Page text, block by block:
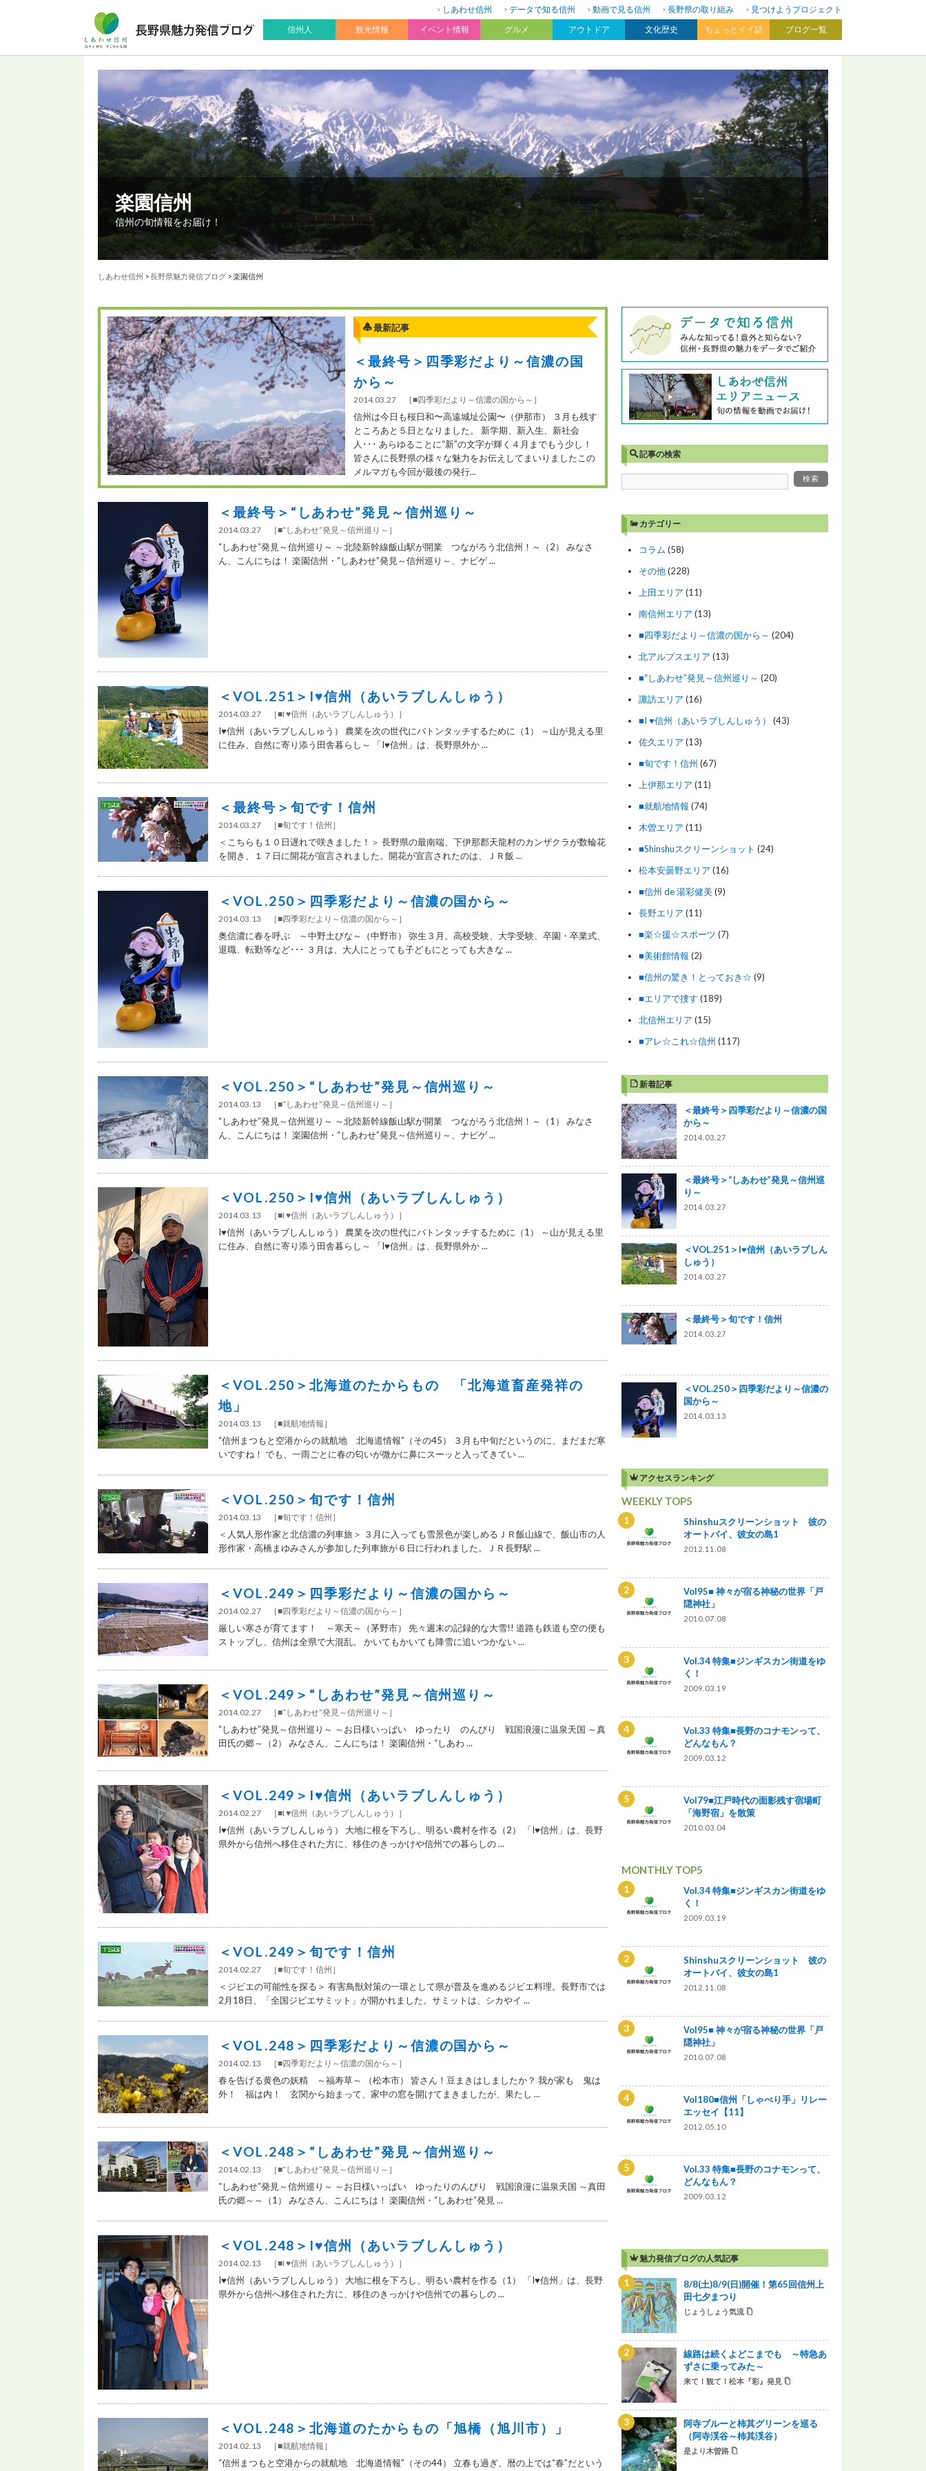
しあわせ信州 データで知る信州 動画で見る信州 長野県の取り組み
見つけようプロジェクト
信州人
観光情報 イベント情報 グルメ アウトドア 文化歴史 ちょっとイイ話 ブログ一覧
楽園信州
信州の旬情報をお届け！
しあわせ信州 >長野県魅力発信ブログ > 楽園信州
最新記事
＜最終号＞四季彩だより～信濃の国
から～
2014.03.27 ［■四季彩だより～信濃の国から～ ］
信州は今日も桜日和〜高遠城址公園〜（伊那市） ３月も残す
ところあと５日となりました。 新学期、新入生、新社会
人･･･ あらゆることに“新”の文字が輝く４月までもう少し！
皆さんに長野県の様々な魅力をお伝えしてまいりましたこの
メルマガも今回が最後の発行...
＜最終号＞“しあわせ”発見～信州巡り～
2014.03.27 ［■“しあわせ”発見～信州巡り～ ］
“しあわせ”発見～信州巡り～ ～北陸新幹線飯山駅が開業 つながろう北信州！～（2） みなさ
ん、こんにちは！ 楽園信州・“しあわせ”発見～信州巡り～、ナビゲ ...
＜VOL.251＞I♥信州（あいラブしんしゅう）
2014.03.27 ［■I ♥信州（あいラブしんしゅう） ］
I♥信州（あいラブしんしゅう） 農業を次の世代にバトンタッチするために（1） ～山が見える里
に住み、自然に寄り添う田舎暮らし～ 「I♥信州」は、長野県外か ...
＜最終号＞旬です！信州
2014.03.27 ［■旬です！信州 ］
＜こちらも１０日遅れで咲きました！＞ 長野県の最南端、下伊那郡天龍村のカンザクラが数輪花
を開き、１７日に開花が宣言されました。開花が宣言されたのは、ＪＲ飯 ...
＜VOL.250＞四季彩だより～信濃の国から～
2014.03.13 ［■四季彩だより～信濃の国から～ ］
奥信濃に春を呼ぶ ～中野土びな～（中野市） 弥生３月。高校受験、大学受験、卒園・卒業式、
退職、転勤等など･･･ ３月は、大人にとっても子どもにとっても大きな ...
＜VOL.250＞“しあわせ”発見～信州巡り～
2014.03.13 ［■“しあわせ”発見～信州巡り～ ］
“しあわせ”発見～信州巡り～ ～北陸新幹線飯山駅が開業 つながろう北信州！～（1） みなさ
ん、こんにちは！ 楽園信州・“しあわせ”発見～信州巡り～、ナビゲ ...
＜VOL.250＞I♥信州（あいラブしんしゅう）
2014.03.13 ［■I ♥信州（あいラブしんしゅう） ］
I♥信州（あいラブしんしゅう） 農業を次の世代にバトンタッチするために（1） ～山が見える里
に住み、自然に寄り添う田舎暮らし～ 「I♥信州」は、長野県外か ...
＜VOL.250＞北海道のたからもの 「北海道畜産発祥の
地」
2014.03.13 ［■就航地情報 ］
“信州まつもと空港からの就航地 北海道情報”（その45） ３月も中旬だというのに、まだまだ寒
いですね！ でも、一雨ごとに春の匂いが微かに鼻にスーッと入ってきてい ...
＜VOL.250＞旬です！信州
2014.03.13 ［■旬です！信州 ］
＜人気人形作家と北信濃の列車旅＞ ３月に入っても雪景色が楽しめるＪＲ飯山線で、飯山市の人
形作家・高橋まゆみさんが参加した列車旅が６日に行われました。ＪＲ長野駅 ...
＜VOL.249＞四季彩だより～信濃の国から～
2014.02.27 ［■四季彩だより～信濃の国から～ ］
厳しい寒さが育てます！ ～寒天～（茅野市） 先々週末の記録的な大雪!! 道路も鉄道も空の便も
ストップし、信州は全県で大混乱。 かいてもかいても降雪に追いつかない ...
＜VOL.249＞“しあわせ”発見～信州巡り～
2014.02.27 ［■“しあわせ”発見～信州巡り～ ］
“しあわせ”発見～信州巡り～ ～お日様いっぱい ゆったり のんびり 戦国浪漫に温泉天国 ～真
田氏の郷～（2） みなさん、こんにちは！ 楽園信州・“しあわ ...
＜VOL.249＞I♥信州（あいラブしんしゅう）
2014.02.27 ［■I ♥信州（あいラブしんしゅう） ］
I♥信州（あいラブしんしゅう） 大地に根を下ろし、明るい農村を作る（2） 「I♥信州」は、長野
県外から信州へ移住された方に、移住のきっかけや信州での暮らしの ...
＜VOL.249＞旬です！信州
2014.02.27 ［■旬です！信州 ］
＜ジビエの可能性を探る＞ 有害鳥獣対策の一環として県が普及を進めるジビエ料理。長野市では
2月18日、「全国ジビエサミット」が開かれました。サミットは、シカやイ ...
＜VOL.248＞四季彩だより～信濃の国から～
2014.02.13 ［■四季彩だより～信濃の国から～ ］
春を告げる黄色の妖精 ～福寿草～ （松本市） 皆さん！豆まきはしましたか？ 我が家も 鬼は
外！ 福は内！ 玄関から始まって、家中の窓を開けてまきましたが、果たし ...
＜VOL.248＞“しあわせ”発見～信州巡り～
2014.02.13 ［■“しあわせ”発見～信州巡り～ ］
“しあわせ”発見～信州巡り～ ～お日様いっぱい ゆったりのんびり 戦国浪漫に温泉天国 ～真田
氏の郷～～（1） みなさん、こんにちは！ 楽園信州・“しあわせ”発見 ...
＜VOL.248＞I♥信州（あいラブしんしゅう）
2014.02.13 ［■I ♥信州（あいラブしんしゅう） ］
I♥信州（あいラブしんしゅう） 大地に根を下ろし、明るい農村を作る（1） 「I♥信州」は、長野
県外から信州へ移住された方に、移住のきっかけや信州での暮らしの ...
＜VOL.248＞北海道のたからもの「旭橋（旭川市）」
2014.02.13 ［■就航地情報 ］
“信州まつもと空港からの就航地 北海道情報”（その44） 立春も過ぎ、暦の上では“春”だという
記事の検索
カテゴリー
コラム (58)
その他(228)
上田エリア (11)
南信州エリア (13)
■四季彩だより～信濃の国から～ (204)
北アルプスエリア (13)
■“しあわせ”発見～信州巡り～ (20)
諏訪エリア (16)
■I ♥信州（あいラブしんしゅう）
(43)
佐久エリア (13)
■旬です！信州 (67)
上伊那エリア (11)
■就航地情報 (74)
木曽エリア (11)
■Shinshuスクリーンショット (24)
松本安曇野エリア (16)
■信州 de 湯彩健美(9)
長野エリア (11)
■楽☆援☆スポーツ (7)
■美術館情報 (2)
■信州の驚き！とっておき☆ (9)
■エリアで捜す (189)
北信州エリア (15)
■アレ☆これ☆信州 (117)
新着記事
＜最終号＞四季彩だより～信濃の国
から～
2014.03.27
＜最終号＞“しあわせ”発見～信州巡
り～
2014.03.27
＜VOL.251＞I♥信州（あいラブしん
しゅう）
2014.03.27
＜最終号＞旬です！信州
2014.03.27
＜VOL.250＞四季彩だより～信濃の
国から～
2014.03.13
アクセスランキング
WEEKLY TOP5
Shinshuスクリーンショット 彼の
オートバイ、彼女の島1
2012.11.08
Vol95■ 神々が宿る神秘の世界「戸
隠神社」
2010.07.08
Vol.34 特集■ジンギスカン街道をゆ
く！
2009.03.19
Vol.33 特集■長野のコナモンって、
どんなもん？
2009.03.12
Vol79■江戸時代の面影残す宿場町
「海野宿」を散策
2010.03.04
MONTHLY TOP5
Vol.34 特集■ジンギスカン街道をゆ
く！
2009.03.19
Shinshuスクリーンショット 彼の
オートバイ、彼女の島1
2012.11.08
Vol95■ 神々が宿る神秘の世界「戸
隠神社」
2010.07.08
Vol180■信州「しゃべり手」リレー
エッセイ【11】
2012.05.10
Vol.33 特集■長野のコナモンって、
どんなもん？
2009.03.12
魅力発信ブログの人気記事
8/8(土)8/9(日)開催！第65回信州上
田七夕まつり
じょうしょう気流
線路は続くよどこまでも ～特急あ
ずさに乗ってみた～
来て！観て！松本『彩』発見
阿寺ブルーと柿其グリーンを巡る
（阿寺渓谷～柿其渓谷）
是より木曽路